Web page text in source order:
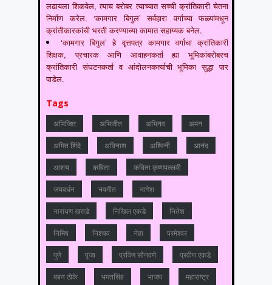
लढायला शिकवेल, त्याच बरोबर त्याच्यात सच्ची क्रांतिकारी चेतना
निर्माण करेल. ‘कामगार बिगुल’ सर्वहारा वर्गाच्या फळ्यांमधून
क्रांतीकारकांची भरती करण्याच्या कामात सहाय्यक बनेल.
‘कामगार बिगुल’ हे वृत्तपत्र कामगार वर्गाचा क्रांतिकारी
शिक्षक, प्रचारक आणि आवाहनकर्ता ह्या भूमिकांबरोबरच
क्रांतिकारी संघटनकर्ता व आंदोलनकर्त्याची भूमिका सुद्धा पार
पाडेल.
Tags
अभिजित अभिजीत अभिनव अमन
अमित शिंदे अविनाश अश्विनी आनंद
आशय कविता कविता कृष्णपल्लवी
जयवर्धन नवमीत नागेश
नारायण खराडे निखिल एकडे नितेश
निमिष निश्चय नेहा परमेश्वर
पुणे पूजा प्रविण सोनवणे प्रवीण एकडे
बबन ठोके भगतसिंह भाजप महाराष्‍ट्र